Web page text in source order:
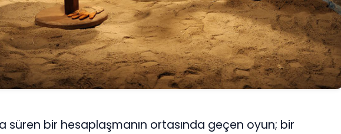
süren bir hesaplaşmanın ortasında geçen oyun; bir